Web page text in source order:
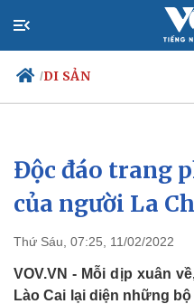
/DI SẢN
Chính trị
Đảng
Tổ chức nhân sự
Nhận diện sự thật
Độc đáo trang
của người La
Thứ Sáu, 07:25, 11/02/2022
VOV.VN - Mỗi dịp xuân
Lào Cai lại diện những